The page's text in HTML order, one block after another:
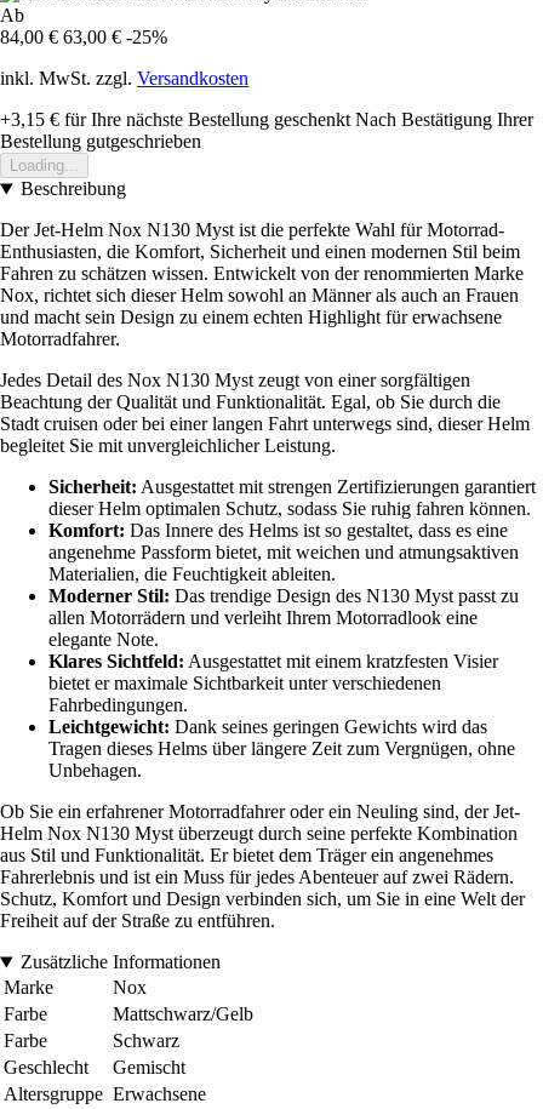
Ab
84,00 € 63,00 € -25%
inkl. MwSt. zzgl. Versandkosten
+3,15 € für Ihre nächste Bestellung geschenkt Nach Bestätigung Ihrer
Bestellung gutgeschrieben
Loading...
Beschreibung
Der Jet-Helm Nox N130 Myst ist die perfekte Wahl für Motorrad-
Enthusiasten, die Komfort, Sicherheit und einen modernen Stil beim
Fahren zu schätzen wissen. Entwickelt von der renommierten Marke
Nox, richtet sich dieser Helm sowohl an Männer als auch an Frauen
und macht sein Design zu einem echten Highlight für erwachsene
Motorradfahrer.
Jedes Detail des Nox N130 Myst zeugt von einer sorgfältigen
Beachtung der Qualität und Funktionalität. Egal, ob Sie durch die
Stadt cruisen oder bei einer langen Fahrt unterwegs sind, dieser Helm
begleitet Sie mit unvergleichlicher Leistung.
Sicherheit: Ausgestattet mit strengen Zertifizierungen garantiert
dieser Helm optimalen Schutz, sodass Sie ruhig fahren können.
Komfort: Das Innere des Helms ist so gestaltet, dass es eine
angenehme Passform bietet, mit weichen und atmungsaktiven
Materialien, die Feuchtigkeit ableiten.
Moderner Stil: Das trendige Design des N130 Myst passt zu
allen Motorrädern und verleiht Ihrem Motorradlook eine
elegante Note.
Klares Sichtfeld: Ausgestattet mit einem kratzfesten Visier
bietet er maximale Sichtbarkeit unter verschiedenen
Fahrbedingungen.
Leichtgewicht: Dank seines geringen Gewichts wird das
Tragen dieses Helms über längere Zeit zum Vergnügen, ohne
Unbehagen.
Ob Sie ein erfahrener Motorradfahrer oder ein Neuling sind, der Jet-
Helm Nox N130 Myst überzeugt durch seine perfekte Kombination
aus Stil und Funktionalität. Er bietet dem Träger ein angenehmes
Fahrerlebnis und ist ein Muss für jedes Abenteuer auf zwei Rädern.
Schutz, Komfort und Design verbinden sich, um Sie in eine Welt der
Freiheit auf der Straße zu entführen.
Zusätzliche Informationen
Marke
Nox
Farbe
Mattschwarz/Gelb
Farbe
Schwarz
Geschlecht
Gemischt
Altersgruppe Erwachsene